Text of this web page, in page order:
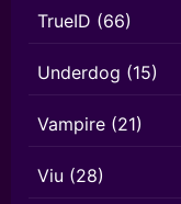
TrueID (66)
Underdog (15)
Vampire (21)
Viu (28)